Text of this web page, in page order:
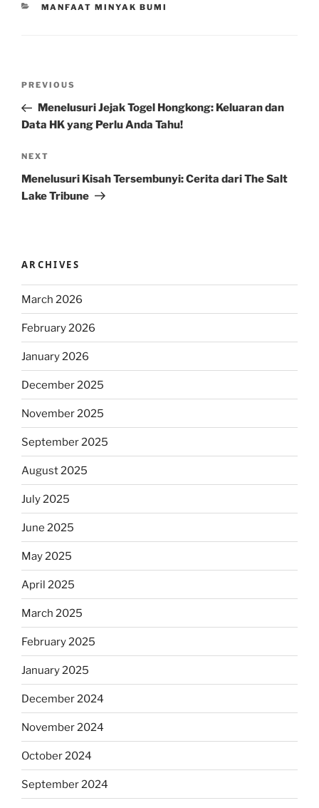
CATEGORIES
MANFAAT MINYAK BUMI
Previous
Post
PREVIOUS
Menelusuri Jejak Togel Hongkong: Keluaran dan
Data HK yang Perlu Anda Tahu!
Next
Post
NEXT
Menelusuri Kisah Tersembunyi: Cerita dari The Salt
Lake Tribune
ARCHIVES
March 2026
February 2026
January 2026
December 2025
November 2025
September 2025
August 2025
July 2025
June 2025
May 2025
April 2025
March 2025
February 2025
January 2025
December 2024
November 2024
October 2024
September 2024